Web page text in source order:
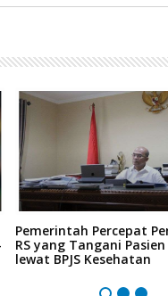
Pemerintah Percepat
RS yang Tangani
lewat BPJS Kesehatan